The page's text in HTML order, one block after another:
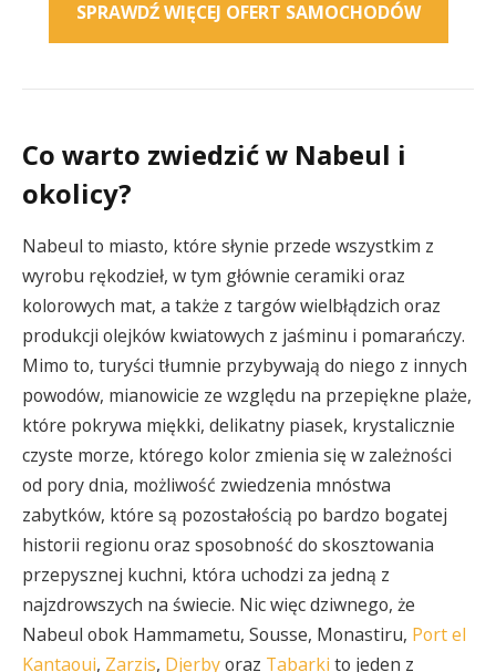
SPRAWDŹ WIĘCEJ OFERT SAMOCHODÓW
Co warto zwiedzić w Nabeul i
okolicy?
Nabeul to miasto, które słynie przede wszystkim z
wyrobu rękodzieł, w tym głównie ceramiki oraz
kolorowych mat, a także z targów wielbłądzich oraz
produkcji olejków kwiatowych z jaśminu i pomarańczy.
Mimo to, turyści tłumnie przybywają do niego z innych
powodów, mianowicie ze względu na przepiękne plaże,
które pokrywa miękki, delikatny piasek, krystalicznie
czyste morze, którego kolor zmienia się w zależności
od pory dnia, możliwość zwiedzenia mnóstwa
zabytków, które są pozostałością po bardzo bogatej
historii regionu oraz sposobność do skosztowania
przepysznej kuchni, która uchodzi za jedną z
najzdrowszych na świecie. Nic więc dziwnego, że
Nabeul obok Hammametu, Sousse, Monastiru, Port el
Kantaoui, Zarzis, Djerbyoraz Tabarki to jeden z